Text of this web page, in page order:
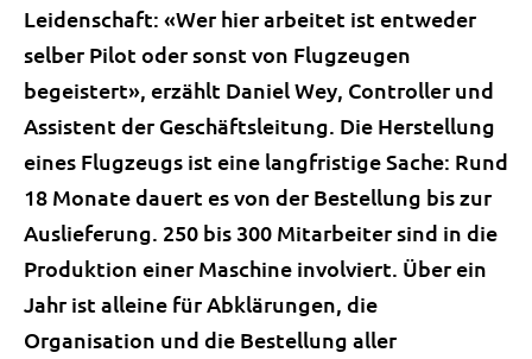
Leidenschaft: «Wer hier arbeitet ist entweder
selber Pilot oder sonst von Flugzeugen
begeistert», erzählt Daniel Wey, Controller und
Assistent der Geschäftsleitung. Die Herstellung
eines Flugzeugs ist eine langfristige Sache: Rund
18 Monate dauert es von der Bestellung bis zur
Auslieferung. 250 bis 300 Mitarbeiter sind in die
Produktion einer Maschine involviert. Über ein
Jahr ist alleine für Abklärungen, die
Organisation und die Bestellung aller